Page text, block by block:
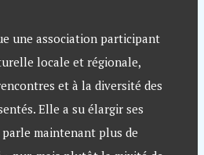
une association participant
locale et régionale,
et à la diversité des
Elle a su élargir ses
parle maintenant plus de